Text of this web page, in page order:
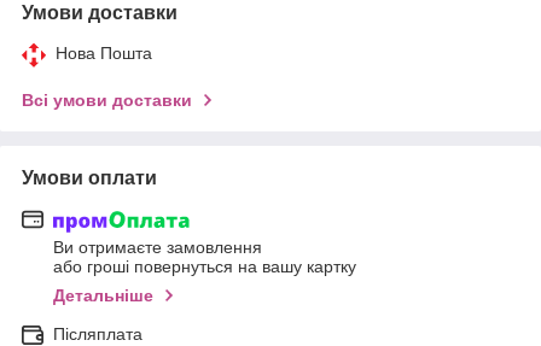
Умови доставки
Нова Пошта
Всі умови доставки
Умови оплати
Ви отримаєте замовлення
або гроші повернуться на вашу картку
Детальніше
Післяплата